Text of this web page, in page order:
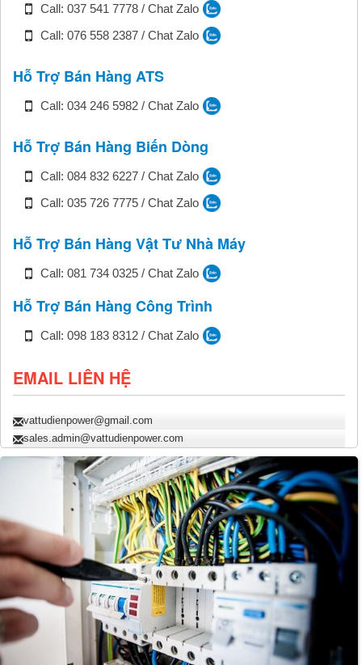
Call: 037 541 7778 / Chat Zalo
Call: 076 558 2387 / Chat Zalo
Hỗ Trợ Bán Hàng ATS
Call: 034 246 5982 / Chat Zalo
Hỗ Trợ Bán Hàng Biến Dòng
Call: 084 832 6227 / Chat Zalo
Call: 035 726 7775 / Chat Zalo
Hỗ Trợ Bán Hàng Vật Tư Nhà Máy
Call: 081 734 0325 / Chat Zalo
Hỗ Trợ Bán Hàng Công Trình
Call: 098 183 8312 / Chat Zalo
EMAIL LIÊN HỆ
vattudienpower@gmail.com
sales.admin@vattudienpower.com